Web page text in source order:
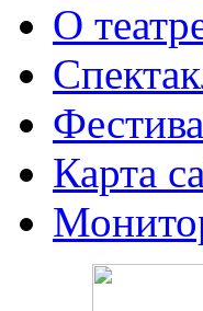
О
Карта